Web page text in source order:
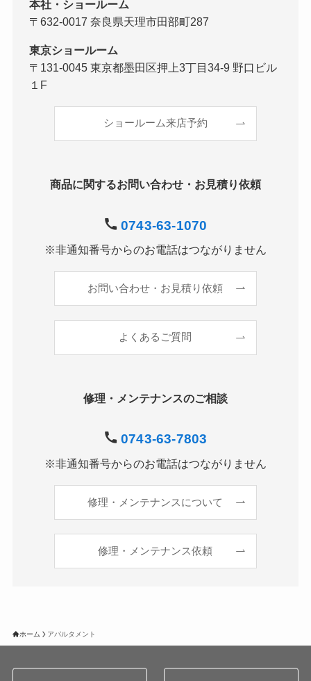
本社・ショールーム
〒632-0017 奈良県天理市田部町287
東京ショールーム
〒131-0045 東京都墨田区押上3丁目34-9 野口ビル
１F
ショールーム来店予約
商品に関するお問い合わせ・お見積り依頼
0743-63-1070
※非通知番号からのお電話はつながりません
お問い合わせ・お見積り依頼
よくあるご質問
修理・メンテナンスのご相談
0743-63-7803
※非通知番号からのお電話はつながりません
修理・メンテナンスについて
修理・メンテナンス依頼
ホーム アパルタメント